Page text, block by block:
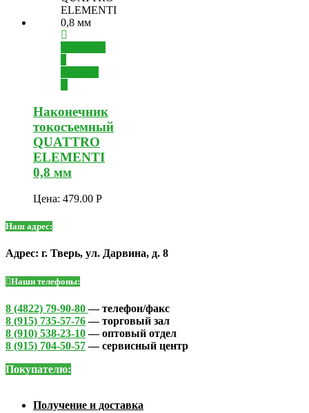
Наконечник
токосъемный
QUATTRO
ELEMENTI
0,8 мм
Цена: 479.00 Р
Наш адрес:
Адрес: г. Тверь, ул. Дарвина, д. 8
Наши телефоны:
8 (4822) 79-90-80— телефон/факс
8 (915) 735-57-76— торговый зал
8 (910) 538-23-10— оптовый отдел
8 (915) 704-50-57— сервисный центр
Покупателю:
Получение и доставка